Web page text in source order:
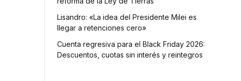
Lisandro: «La idea del Presidente Milei es
llegar a retenciones cero»
Cuenta regresiva para el Black Friday 2026:
Descuentos, cuotas sin interés y reintegros